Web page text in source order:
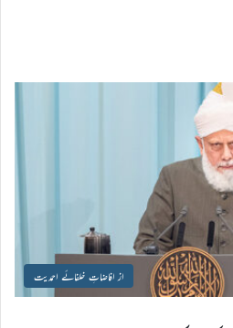
از افاضاتِ خلفائے احمدیت